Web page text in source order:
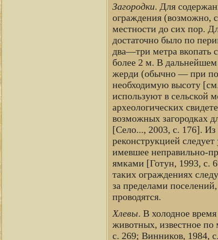
Загородки. Для
ограждения (возможно,
местности до сих пор.
достаточно было по
два—три метра вкопать
более 2 м. В
жерди (обычно — при
необходимую высоту
используют в сельской
археологических
возможных загородках
[Село..., 2003, с. 176].
реконструкцией
имевшее неправильно-
ямками [Готун, 1993, с.
таких ограждениях
за пределами
проводятся.
Хлевы. В холодное
животных, известное
с. 269; Винников, 1984,